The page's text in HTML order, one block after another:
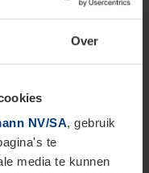
Over
NV/SA, gebruik
te
media te kunnen